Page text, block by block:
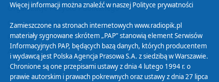
Organizacje Pożytku Publicznego
Cyfryzacja DAB+
Polityka ochrony danych osobowych
Abonament
Zamówienia publiczne
Więcej informacji można znaleźć w naszej Polityce prywatności
Zamieszczone na stronach internetowych www.radiopik.pl
materiały sygnowane skrótem „PAP” stanowią element Serwisów
Informacyjnych PAP, będących bazą danych, których producentem
i wydawcą jest Polska Agencja Prasowa S.A. z siedzibą w Warszawie.
Chronione są one przepisami ustawy z dnia 4 lutego 1994 r. o
prawie autorskim i prawach pokrewnych oraz ustawy z dnia 27 lipca